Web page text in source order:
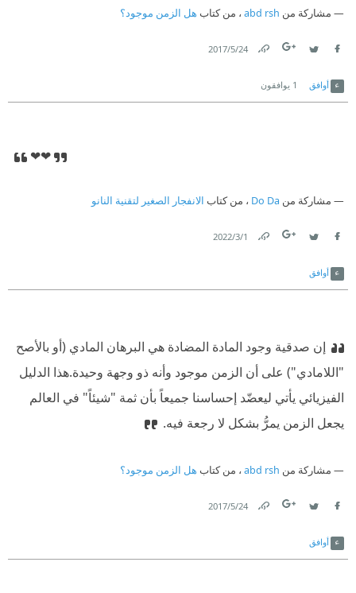
مشاركة من abd rsh ، من كتاب هل الزمن موجود؟
24‏/5‏/2017
أوافق 1 يوافقون
❤❤
مشاركة من Do Da ، من كتاب الانفجار الصغير لتقنية النانو
1‏/3‏/2022
أوافق
إن صدقية وجود المادة المضادة هي البرهان المادي (أو بالأصح
"اللامادي") على أن الزمن موجود وأنه ذو وجهة وحيدة.هذا الدليل
الفيزيائي يأتي ليعضّد إحساسنا جميعاً بأن ثمة "شيئاً" في العالم
يجعل الزمن يمرُّ بشكل لا رجعة فيه.
مشاركة من abd rsh ، من كتاب هل الزمن موجود؟
24‏/5‏/2017
أوافق